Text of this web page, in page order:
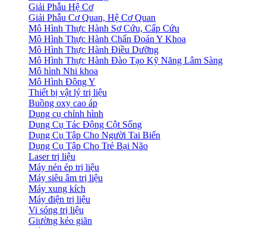
Giải Phẫu Hệ Cơ
Giải Phẫu Cơ Quan, Hệ Cơ Quan
Mô Hình Thực Hành Sơ Cứu, Cấp Cứu
Mô Hình Thực Hành Chẩn Đoán Y Khoa
Mô Hình Thực Hành Điều Dưỡng
Mô Hình Thực Hành Đào Tạo Kỹ Năng Lâm Sàng
Mô hình Nhi khoa
Mô Hình Đông Y
Thiết bị vật lý trị liệu
Buồng oxy cao áp
Dụng cụ chỉnh hình
Dụng Cụ Tác Động Cột Sống
Dụng Cụ Tập Cho Người Tai Biến
Dụng Cụ Tập Cho Trẻ Bại Não
Laser trị liệu
Máy nén ép trị liệu
Máy siêu âm trị liệu
Máy xung kích
Máy điện trị liệu
Vi sóng trị liệu
Giường kéo giãn